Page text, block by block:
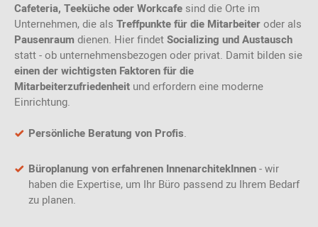
Cafeteria, Teeküche oder Workcafe sind die Orte im
Unternehmen, die als Treffpunkte für die Mitarbeiteroder als
Pausenraum dienen. Hier findetSocializing und Austausch
statt - ob unternehmensbezogen oder privat. Damit bilden sie
einen der wichtigsten Faktoren für die
Mitarbeiterzufriedenheit und erfordern eine moderne
Einrichtung.
Persönliche Beratung von Profis.
Büroplanung von erfahrenen InnenarchitekInnen- wir
haben die Expertise, um Ihr Büro passend zu Ihrem Bedarf
zu planen.